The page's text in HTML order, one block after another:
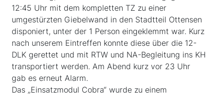
12:45 Uhr mit dem kompletten TZ zu einer
umgestürzten Giebelwand in den Stadtteil Ottensen
disponiert, unter der 1 Person eingeklemmt war. Kurz
nach unserem Eintreffen konnte diese über die 12-
DLK gerettet und mit RTW und NA-Begleitung ins KH
transportiert werden. Am Abend kurz vor 23 Uhr
gab es erneut Alarm.
Das „Einsatzmodul Cobra“ wurde zu einem